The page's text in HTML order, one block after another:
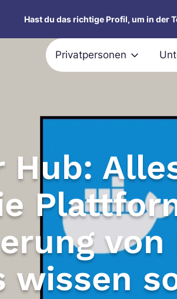
Hast du das richtige Profil, um in der
Privatpersonen
Hub:
wissen